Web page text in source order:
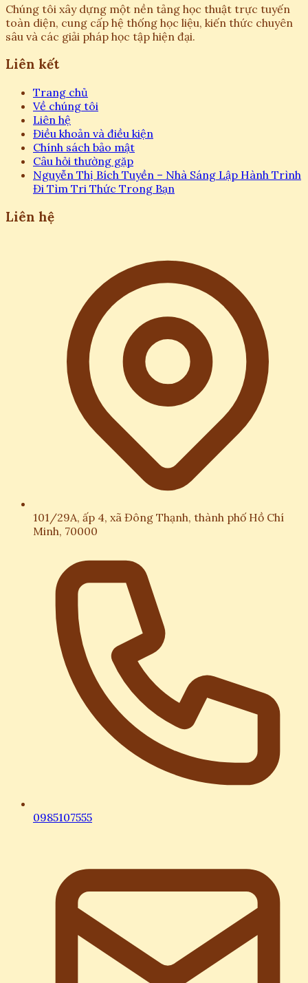
Chúng tôi xây dựng một nền tảng học thuật trực tuyến
toàn diện, cung cấp hệ thống học liệu, kiến thức chuyên
sâu và các giải pháp học tập hiện đại.
Liên kết
Trang chủ
Về chúng tôi
Liên hệ
Điều khoản và điều kiện
Chính sách bảo mật
Câu hỏi thường gặp
Nguyễn Thị Bích Tuyền – Nhà Sáng Lập Hành Trình
Đi Tìm Tri Thức Trong Bạn
Liên hệ
101/29A, ấp 4, xã Đông Thạnh, thành phố Hồ Chí
Minh, 70000
0985107555